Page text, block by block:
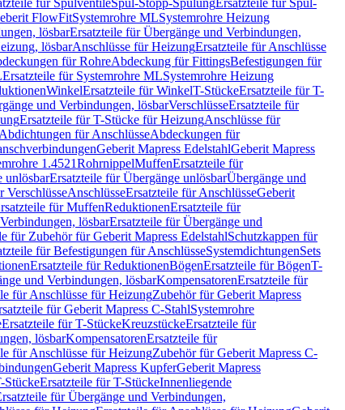
für SpülventileSpül-Stopp-SpülungErsatzteile für Spül-
FlowFitSystemrohre MLSystemrohre Heizung
lösbarErsatzteile für Übergänge und Verbindungen,
lösbarAnschlüsse für HeizungErsatzteile für Anschlüsse
für RohreAbdeckung für FittingsBefestigungen für
Ersatzteile für Systemrohre MLSystemrohre Heizung
WinkelErsatzteile für WinkelT-StückeErsatzteile für T-
und Verbindungen, lösbarVerschlüsseErsatzteile für
Ersatzteile für T-Stücke für HeizungAnschlüsse für
Abdichtungen für AnschlüsseAbdeckungen für
Geberit Mapress EdelstahlGeberit Mapress
1.4521RohrnippelMuffenErsatzteile für
unlösbarErsatzteile für Übergänge unlösbarÜbergänge und
VerschlüsseAnschlüsseErsatzteile für AnschlüsseGeberit
für MuffenReduktionenErsatzteile für
lösbarErsatzteile für Übergänge und
für Zubehör für Geberit Mapress EdelstahlSchutzkappen für
für Befestigungen für AnschlüsseSystemdichtungenSets
Ersatzteile für ReduktionenBögenErsatzteile für BögenT-
und Verbindungen, lösbarKompensatorenErsatzteile für
für Anschlüsse für HeizungZubehör für Geberit Mapress
für Geberit Mapress C-StahlSystemrohre
Ersatzteile für T-StückeKreuzstückeErsatzteile für
lösbarKompensatorenErsatzteile für
für Anschlüsse für HeizungZubehör für Geberit Mapress C-
Geberit Mapress KupferGeberit Mapress
StückeErsatzteile für T-StückeInnenliegende
für Übergänge und Verbindungen,